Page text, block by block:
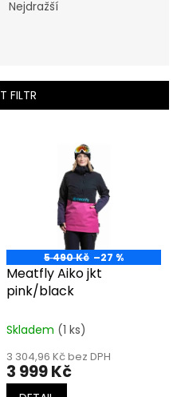
Nejdražší
FILTR
5 490 Kč –27 %
Meatfly Aiko jkt
pink/black
Skladem (1 ks)
3 304,96 Kč bez DPH
3 999 Kč